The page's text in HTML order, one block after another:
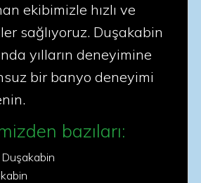
ekibimizle hızlı ve
sağlıyoruz. Duşakabin
yılların deneyimine
bir banyo deneyimi
bazıları: